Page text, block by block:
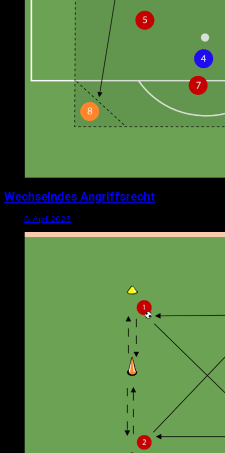
Wechselndes Angriffsrecht
8. April 2025